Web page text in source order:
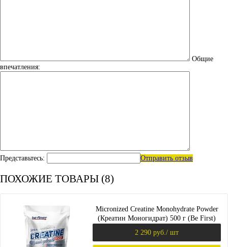
Общие
впечатления:
Представьтесь: Отправить отзыв
ПОХОЖИЕ ТОВАРЫ (8)
Micronized Creatine Monohydrate Powder
(Креатин Моногидрат) 500 г (Be First)
2 290 руб. / шт